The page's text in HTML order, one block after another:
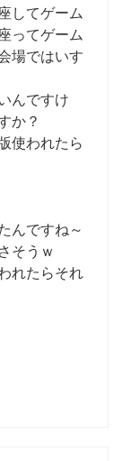
してゲーム
ってゲーム
場ではいす
んですけ
か？
使われたら
んですね～
そうｗ
れたらそれ